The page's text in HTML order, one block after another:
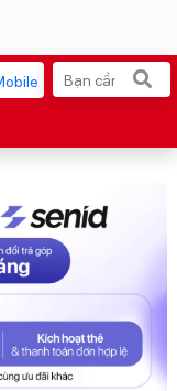
MacBook Neo giá tốt
Galaxy Z8 Series
Ốp lưng Pitaka